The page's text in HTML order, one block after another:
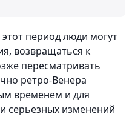
период люди могут
возвращаться к
пересматривать
ретро-Венера
временем и для
серьезных изменений